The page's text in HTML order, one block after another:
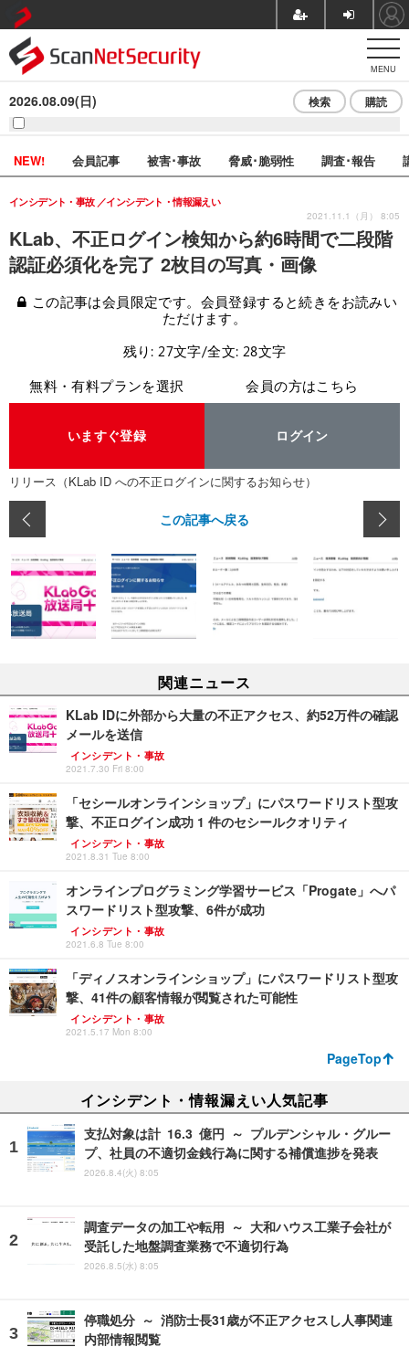
MENU
2026.08.09(日) 検索 購読
NEW! 会員記事 被害･事故 脅威･脆弱性 調査･報告
KLab、不正ログイン検知から約6時間で二段階
認証必須化を完了 2枚目の写真・画像
インシデント・事故 インシデント・情報漏えい
2021.11.1（月） 8:05
この記事は会員限定です。会員登録すると続きをお読みい
ただけます。
残り: 27文字/全文: 28文字
無料・有料プランを選択
いますぐ登録
会員の方はこちら
ログイン
リリース（KLab ID への不正ログインに関するお知らせ）
この記事へ戻る
関連ニュース
KLab IDに外部から大量の不正アクセス、約52万件の確認
メールを送信
インシデント・事故
2021.7.30 Fri 8:00
「セシールオンラインショップ」にパスワードリスト型攻
撃、不正ログイン成功 1 件のセシールクオリティ
インシデント・事故
2021.8.31 Tue 8:00
オンラインプログラミング学習サービス「Progate」へパ
スワードリスト型攻撃、6件が成功
インシデント・事故
2021.6.8 Tue 8:00
「ディノスオンラインショップ」にパスワードリスト型攻
撃、41件の顧客情報が閲覧された可能性
インシデント・事故
2021.5.17 Mon 8:00
PageTop
インシデント・情報漏えい人気記事
支払対象は計 16.3 億円 ～ プルデンシャル・グルー
プ、社員の不適切金銭行為に関する補償進捗を発表
2026.8.4(火) 8:05
調査データの加工や転用 ～ 大和ハウス工業子会社が
受託した地盤調査業務で不適切行為
2026.8.5(水) 8:05
停職処分 ～ 消防士長31歳が不正アクセスし人事関連
内部情報閲覧